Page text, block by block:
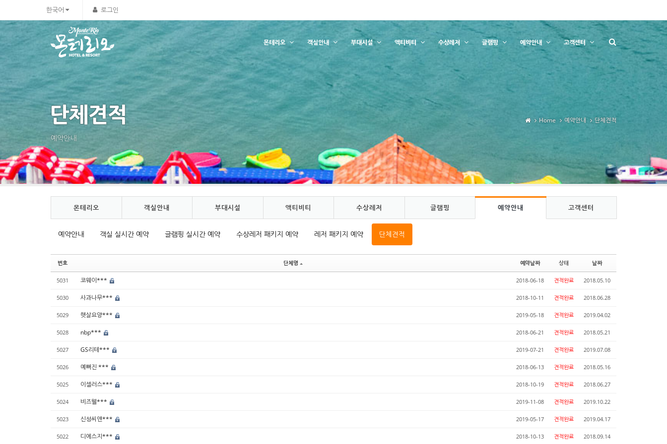
한국어 로그인
몬테리오 객실안내 부대시설 액티비티 수상레저 글램핑 예약안내 고객센터
단체견적
예약안내
Home 예약안내 단체견적
몬테리오 객실안내 부대시설 액티비티 수상레저 글램핑 예약안내 고객센터
예약안내 객실 실시간 예약 글램핑 실시간 예약 수상레저 패키지 예약 레저 패키지 예약 단체견적
번호 단체명 예약날짜 상태 날짜
5031 코웨이*** 2018-06-18 견적완료 2018.05.10
5030 사과나무*** 2018-10-11 견적완료 2018.06.28
5029 햇살요양*** 2019-05-18 견적완료 2019.04.02
5028 nbp*** 2018-06-21 견적완료 2018.05.21
5027 GS리테*** 2019-07-21 견적완료 2019.07.08
5026 예뻐진 *** 2018-06-13 견적완료 2018.05.16
5025 이셀러스*** 2018-10-19 견적완료 2018.06.27
5024 비즈웰*** 2019-11-08 견적완료 2019.10.22
5023 신성씨앤*** 2019-05-17 견적완료 2019.04.17
5022 디에스지*** 2018-10-13 견적완료 2018.09.14
Sketchbook5, 스케치북5